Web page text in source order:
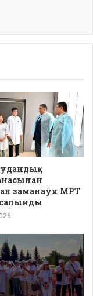
заманауи МРТ
салынды